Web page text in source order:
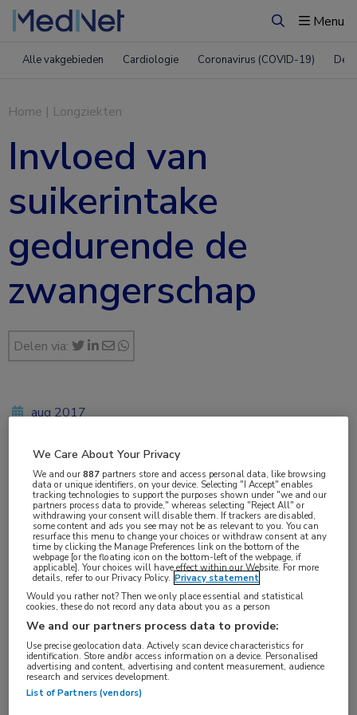
ZoekenMenu
Alle vakgebieden Cardiologie Coronavirus (COVID-19)
Home | Longziekten
Invloed van
suikerintake
gedurende de
zwangerschap
Delen via:
aug 2017
Vakgebieden:
Longziekten
Aandachtsgebieden:
Astma
Tags:
atopie
We Care About Your Privacy
We and our887 partners store and access personal data, like browsing
data or unique identifiers, on your device. Selecting "I Accept" enables
tracking technologies to support the purposes shown under "we and our
partners process data to provide," whereas selecting "Reject All" or
withdrawing your consent will disable them. If trackers are disabled,
some content and ads you see may not be as relevant to you. You can
resurface this menu to change your choices or withdraw consent at any
time by clicking the Manage Preferences link on the bottom of the
webpage [or the floating icon on the bottom-left of the webpage, if
applicable]. Your choices will have effect within our Website. For more
details, refer to our Privacy Policy. Privacy statement
Would you rather not? Then we only place essential and statistical
cookies, these do not record any data about you as a person
We and our partners process data to provide:
Use precise geolocation data. Actively scan device characteristics for
identification. Store and/or access information on a device. Personalised
advertising and content, advertising and content measurement, audience
research and services development.
List of Partners (vendors)